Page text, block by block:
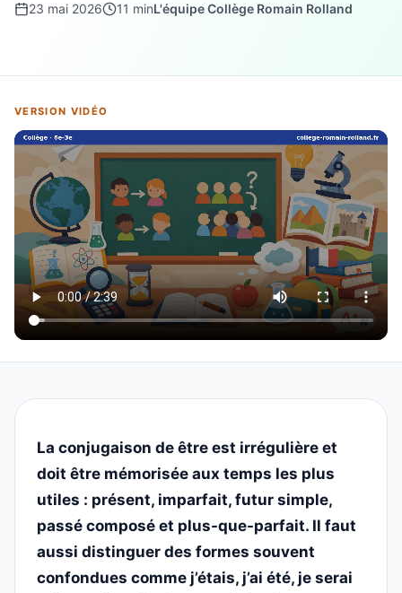
23 mai 2026 11 minL'équipe Collège Romain Rolland
VERSION VIDÉO
La conjugaison de être est irrégulière et
doit être mémorisée aux temps les plus
utiles : présent, imparfait, futur simple,
passé composé et plus-que-parfait. Il faut
aussi distinguer des formes souvent
confondues comme j’étais, j’ai été, je serai